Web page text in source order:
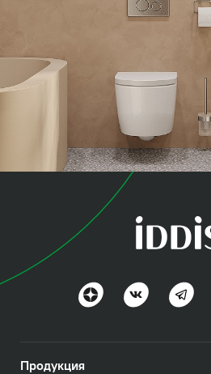
коллекция
Эйгер (Aiger)
Продукция